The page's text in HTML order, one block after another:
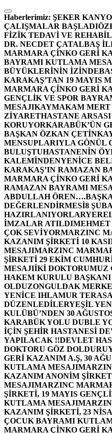
İçeriğe
atla
Haberlerimiz: ŞEKER
ÇALIŞMALAR BAŞLADI
FİZİK TEDAVİ VE
DR. NECDET ÇATALBAŞ
MARMARA ÇİNKO GERİ
BAYRAMI KUTLAMA
BÜYÜKLERİNİN İZİNDE
KARAKAŞ’TAN 19 MAYIS
MARMARA ÇİNKO GERİ
GENÇLİK VE SPOR
MESAJIKAYMAKAM MERT
ZİYARETHASTANE
KORUYORKARABÜK’ÜN
BAŞKAN ÖZKAN
MENSUPLARIYLA GÖNÜL
BULUŞTUHASTANENİN
KALEMİNDENYENİCE
KARAKAŞ’IN RAMAZAN
MARMARA ÇİNKO GERİ
RAMAZAN BAYRAMI
ABDULLAH ÖREN….
DEĞERLENDİRMESİ8
HAZIRLANIYORLAR
İMZALAR ATILDIMEHMET
ÇOK SEVİYORMARZINC
KAZANIM ŞİRKETİ 10
MESAJIMARZINC
ŞİRKETİ 29 EKİM
MESAJIİKİ DOKTORUMUZ
HAKEM KURULU
OLDUZONGULDAK
YENİCE IHLAMUR
DÜZENLEDİLERYEŞİL
KULÜBÜ’NDEN 30
KARABÜK YOLU DUBLE
İÇİN ŞEHİR HASTANESİ
YAPILACAK !!DEVLET
DOKTORU GÖZ
GERİ KAZANIM A.Ş, 30
KUTLAMA MESAJI
KAZANIM ANONİM
MESAJIMARZINC
ŞİRKETİ, 19 MAYIS
KUTLAMA MESAJI
KAZANIM ŞİRKETİ, 23
ÇOCUK BAYRAMI
MARMARA ÇİNKO GERİ